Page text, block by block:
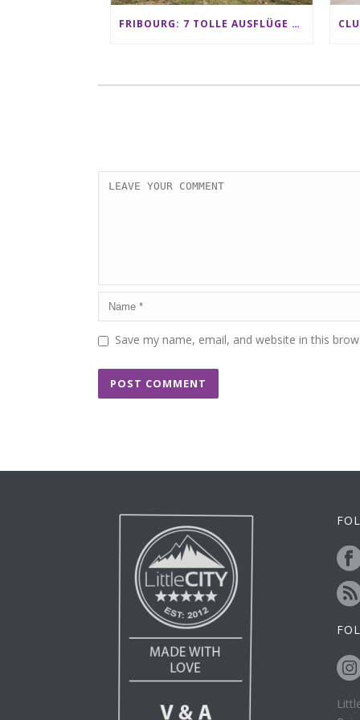
FRIBOURG: 7 TOLLE AUSFLÜGE FÜR FAMILIEN VON CHARMEY BIS LES PACCOTS
Save my name, email, and website in this